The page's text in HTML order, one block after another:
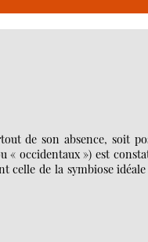
de son absence, soit
« occidentaux ») est
celle de la symbiose